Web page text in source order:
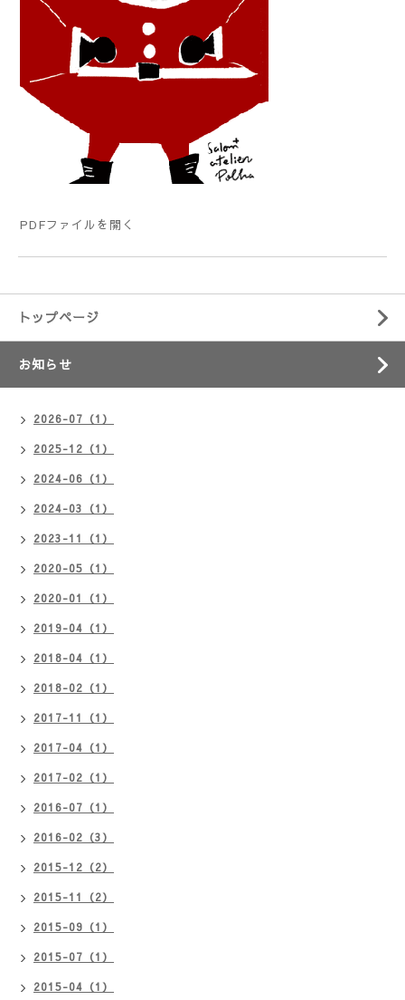
PDFファイルを開く
トップページ
お知らせ
2026-07（1）
2025-12（1）
2024-06（1）
2024-03（1）
2023-11（1）
2020-05（1）
2020-01（1）
2019-04（1）
2018-04（1）
2018-02（1）
2017-11（1）
2017-04（1）
2017-02（1）
2016-07（1）
2016-02（3）
2015-12（2）
2015-11（2）
2015-09（1）
2015-07（1）
2015-04（1）